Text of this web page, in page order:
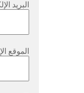
البريد
الموقع